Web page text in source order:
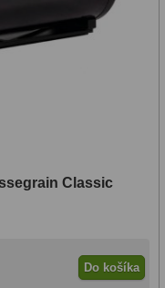
Classic
Do košíka